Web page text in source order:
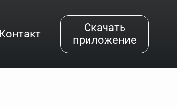
Контакт
Скачать
приложение